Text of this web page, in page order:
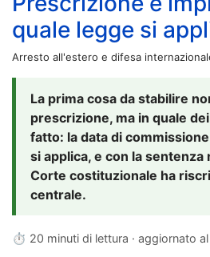
quale legge si
Arresto all'estero e difesa
La prima cosa da stabilire
prescrizione, ma in quale
fatto: la data di
si applica, e con la sentenza
Corte costituzionale ha
centrale.
⏱ 20 minuti di lettura · aggiornato al